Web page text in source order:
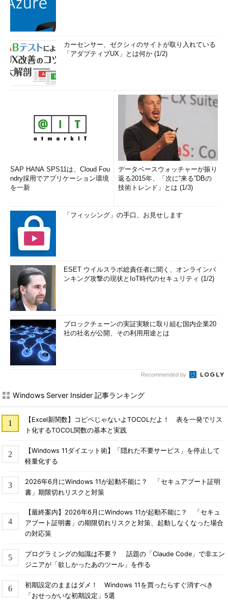
カーセンサー、ゼクシィのサイトが取り入れている
「アダプティブUX」とは何か (1/2)
SAP HANA SPS11は、Cloud Fou
ndry採用でアプリケーション環境
を一新
データベースウォッチャーが振り
返る2015年、「次に“来る”DBの
技術トレンド」とは (1/3)
「フィッシング」の手口、お見せします
ESET ウイルスラボ総責任者に聞く、オンラインバ
ンキング攻撃の現状とIoT時代のセキュリティ (1/2)
ブロックチェーンの実証実験に取り組む国内企業20
社の社名が公開、その利用用途とは
Recommended by
Windows Server Insider 記事ランキング
【Excel新関数】コピペじゃないよTOCOLだよ！ 表を一発でリス
ト化するTOCOL関数の基本と実践
【Windows 11ダイエット術】「隠れた不要サービス」を停止して
軽量化する
2026年6月にWindows 11が起動不能に？ 「セキュアブート証明
書」期限切れリスクと対策
【最終案内】2026年6月にWindows 11が起動不能に？ 「セキュ
アブート証明書」の期限切れリスクと対策、起動しなくなった場合
の対応策
プログラミングの知識は不要？ 話題の「Claude Code」で非エン
ジニアが「欲しかったあのツール」を作る
初期設定のままはダメ！ Windows 11を買ったらすぐ消すべき
「おせっかいな初期設定」5選